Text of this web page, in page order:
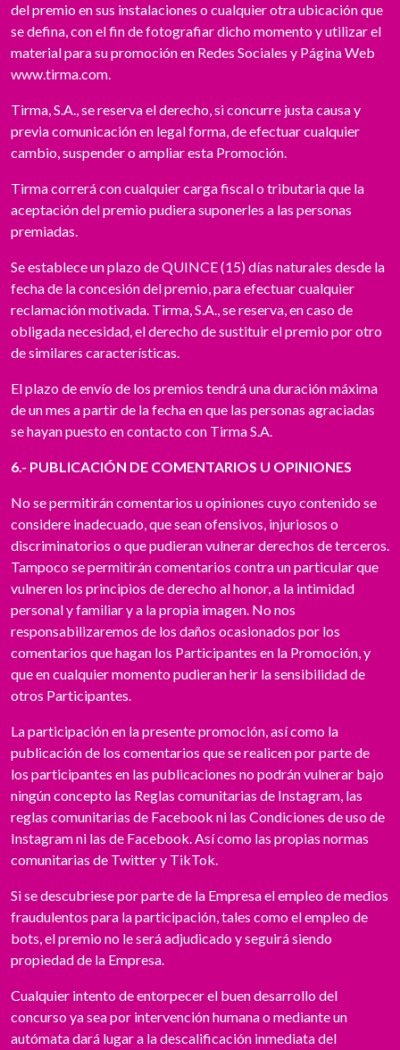
del premio en sus instalaciones o cualquier otra ubicación que
se defina, con el fin de fotografiar dicho momento y utilizar el
material para su promoción en Redes Sociales y Página Web
www.tirma.com.
Tirma, S.A., se reserva el derecho, si concurre justa causa y
previa comunicación en legal forma, de efectuar cualquier
cambio, suspender o ampliar esta Promoción.
Tirma correrá con cualquier carga fiscal o tributaria que la
aceptación del premio pudiera suponerles a las personas
premiadas.
Se establece un plazo de QUINCE (15) días naturales desde la
fecha de la concesión del premio, para efectuar cualquier
reclamación motivada. Tirma, S.A., se reserva, en caso de
obligada necesidad, el derecho de sustituir el premio por otro
de similares características.
El plazo de envío de los premios tendrá una duración máxima
de un mes a partir de la fecha en que las personas agraciadas
se hayan puesto en contacto con Tirma S.A.
6.- PUBLICACIÓN DE COMENTARIOS U OPINIONES
No se permitirán comentarios u opiniones cuyo contenido se
considere inadecuado, que sean ofensivos, injuriosos o
discriminatorios o que pudieran vulnerar derechos de terceros.
Tampoco se permitirán comentarios contra un particular que
vulneren los principios de derecho al honor, a la intimidad
personal y familiar y a la propia imagen. No nos
responsabilizaremos de los daños ocasionados por los
comentarios que hagan los Participantes en la Promoción, y
que en cualquier momento pudieran herir la sensibilidad de
otros Participantes.
La participación en la presente promoción, así como la
publicación de los comentarios que se realicen por parte de
los participantes en las publicaciones no podrán vulnerar bajo
ningún concepto las Reglas comunitarias de Instagram, las
reglas comunitarias de Facebook ni las Condiciones de uso de
Instagram ni las de Facebook. Así como las propias normas
comunitarias de Twitter y TikTok.
Si se descubriese por parte de la Empresa el empleo de medios
fraudulentos para la participación, tales como el empleo de
bots, el premio no le será adjudicado y seguirá siendo
propiedad de la Empresa.
Cualquier intento de entorpecer el buen desarrollo del
concurso ya sea por intervención humana o mediante un
autómata dará lugar a la descalificación inmediata del